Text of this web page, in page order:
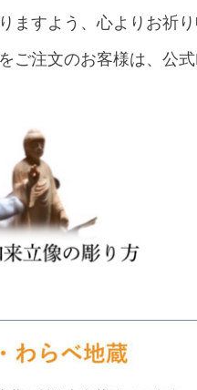
ますよう、心よりお祈り
ご注文のお客様は、公